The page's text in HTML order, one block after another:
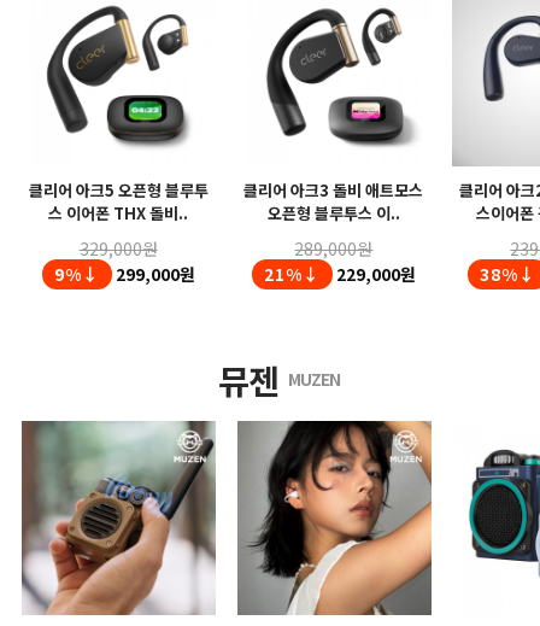
클리어 아크5 오픈형 블루투
스 이어폰 THX 돌비..
329,000원
9%↓
299,000원
클리어 아크3 돌비 애트모스
오픈형 블루투스 이..
289,000원
21%↓
229,000원
클리어 아
스이어폰
38%↓
뮤젠 MUZEN